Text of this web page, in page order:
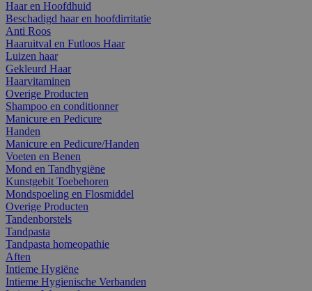
Haar en Hoofdhuid
Beschadigd haar en hoofdirritatie
Anti Roos
Haaruitval en Futloos Haar
Luizen haar
Gekleurd Haar
Haarvitaminen
Overige Producten
Shampoo en conditionner
Manicure en Pedicure
Handen
Manicure en Pedicure/Handen
Voeten en Benen
Mond en Tandhygiëne
Kunstgebit Toebehoren
Mondspoeling en Flosmiddel
Overige Producten
Tandenborstels
Tandpasta
Tandpasta homeopathie
Aften
Intieme Hygiëne
Intieme Hygienische Verbanden